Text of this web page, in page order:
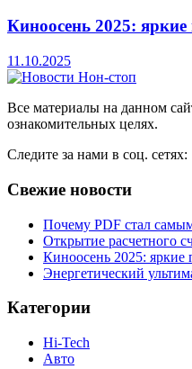
Киноосень 2025:
11.10.2025
Все материалы на данном
ознакомительных целях.
Следите за нами в соц. сетях:
Свежие новости
Почему PDF стал
Открытие расчетного
Киноосень 2025: яркие
Энергетический
Категории
Hi-Tech
Авто